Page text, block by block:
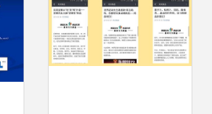
开发赋能客户